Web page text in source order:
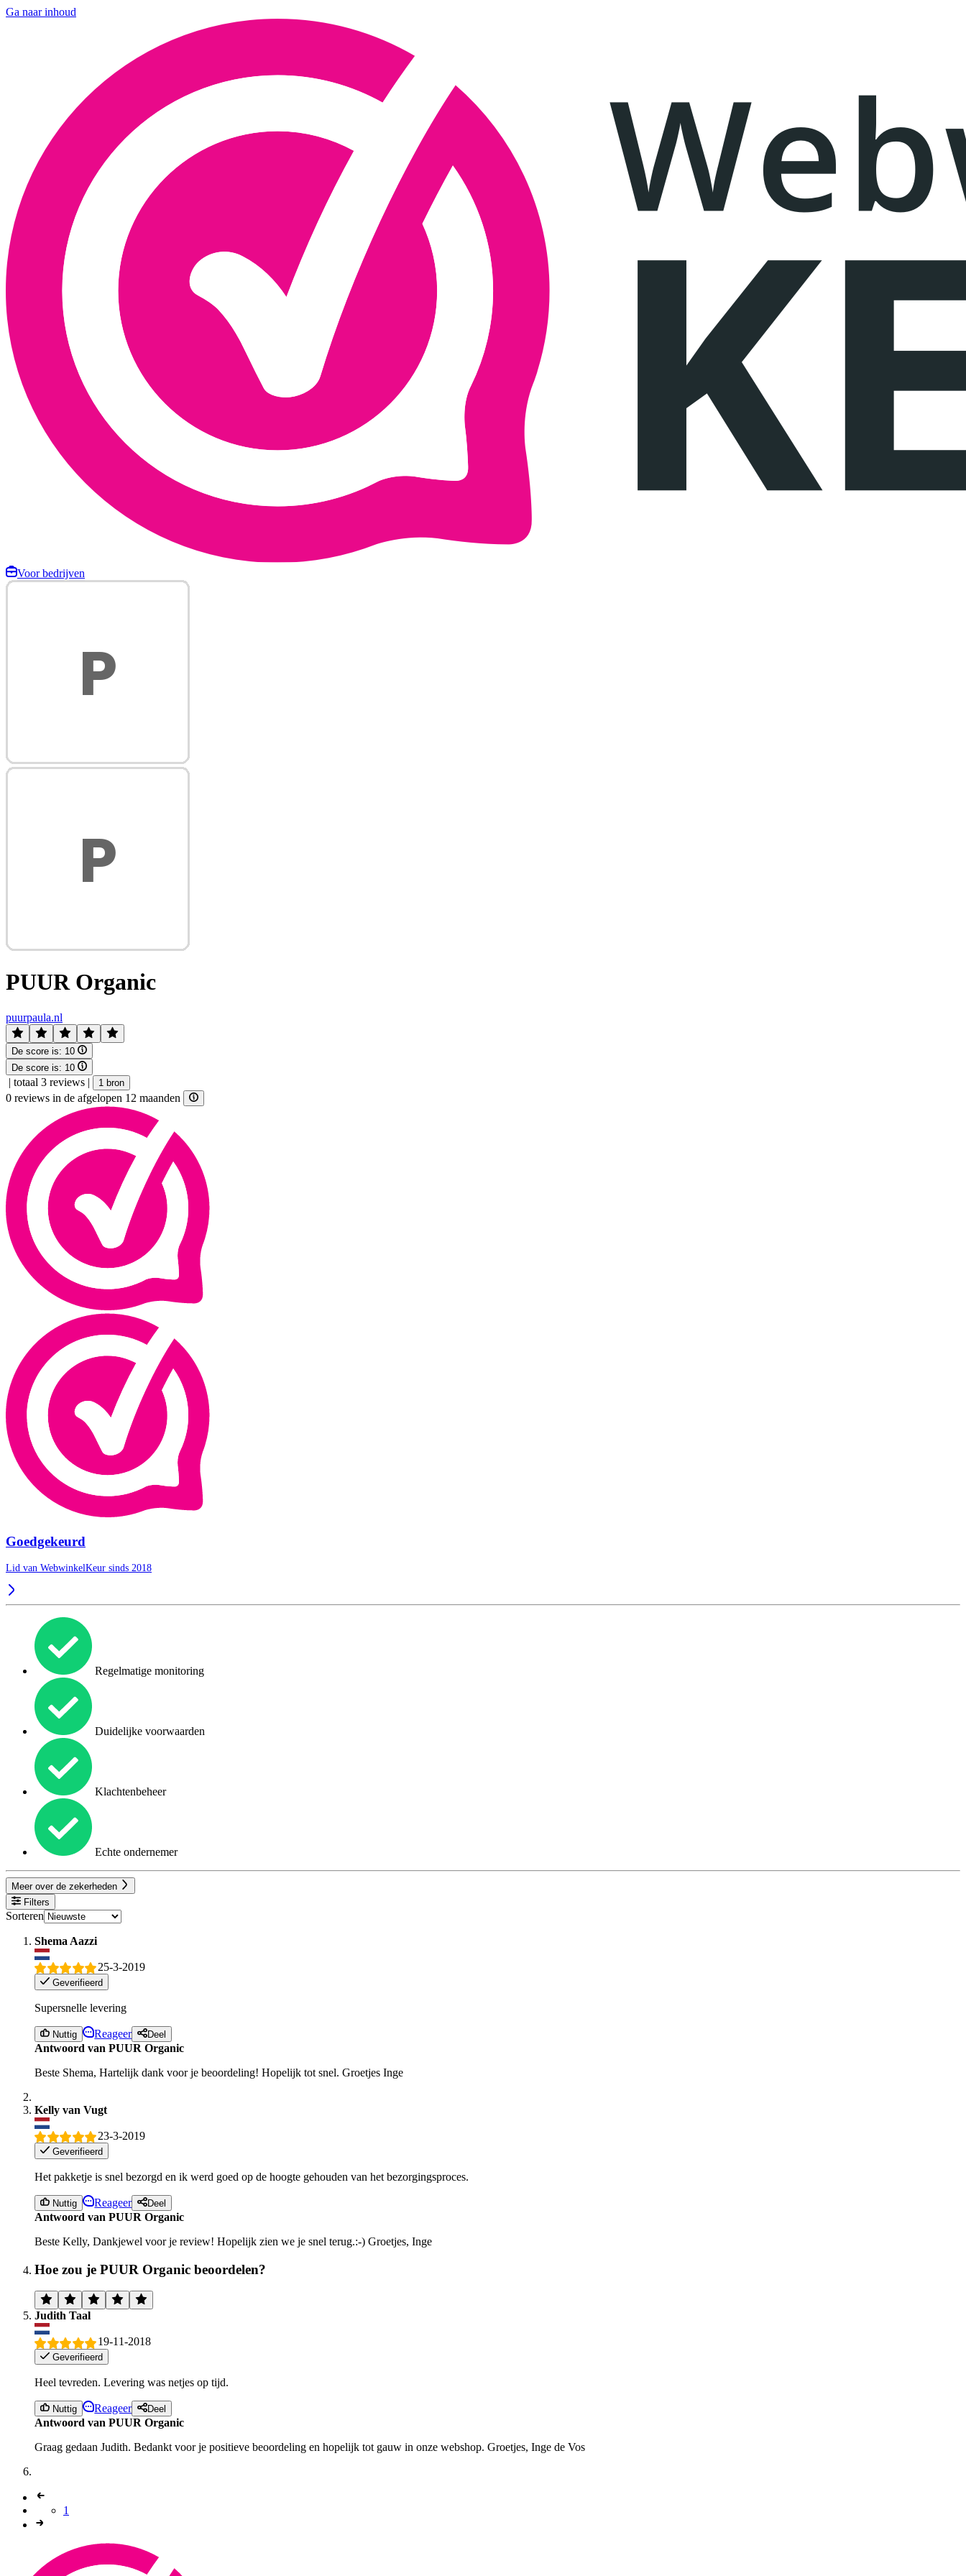
Ga naar inhoud
Voor bedrijven
PUUR Organic
puurpaula.nl
De score is: 10
De score is: 10
| totaal 3 reviews | 1 bron
0 reviews in de afgelopen 12 maanden
Goedgekeurd
Lid van WebwinkelKeur sinds 2018
Regelmatige monitoring
Duidelijke voorwaarden
Klachtenbeheer
Echte ondernemer
Meer over de zekerheden
Filters
Sorteren
Shema Aazzi
25-3-2019
Geverifieerd
Supersnelle levering
Nuttig Reageer Deel
Antwoord van PUUR Organic
Beste Shema, Hartelijk dank voor je beoordeling! Hopelijk tot snel. Groetjes Inge
Kelly van Vugt
23-3-2019
Geverifieerd
Het pakketje is snel bezorgd en ik werd goed op de hoogte gehouden van het bezorgingsproces.
Nuttig Reageer Deel
Antwoord van PUUR Organic
Beste Kelly, Dankjewel voor je review! Hopelijk zien we je snel terug.:-) Groetjes, Inge
Hoe zou je PUUR Organic beoordelen?
Judith Taal
19-11-2018
Geverifieerd
Heel tevreden. Levering was netjes op tijd.
Nuttig Reageer Deel
Antwoord van PUUR Organic
Graag gedaan Judith. Bedankt voor je positieve beoordeling en hopelijk tot gauw in onze webshop. Groetjes, Inge de Vos
1